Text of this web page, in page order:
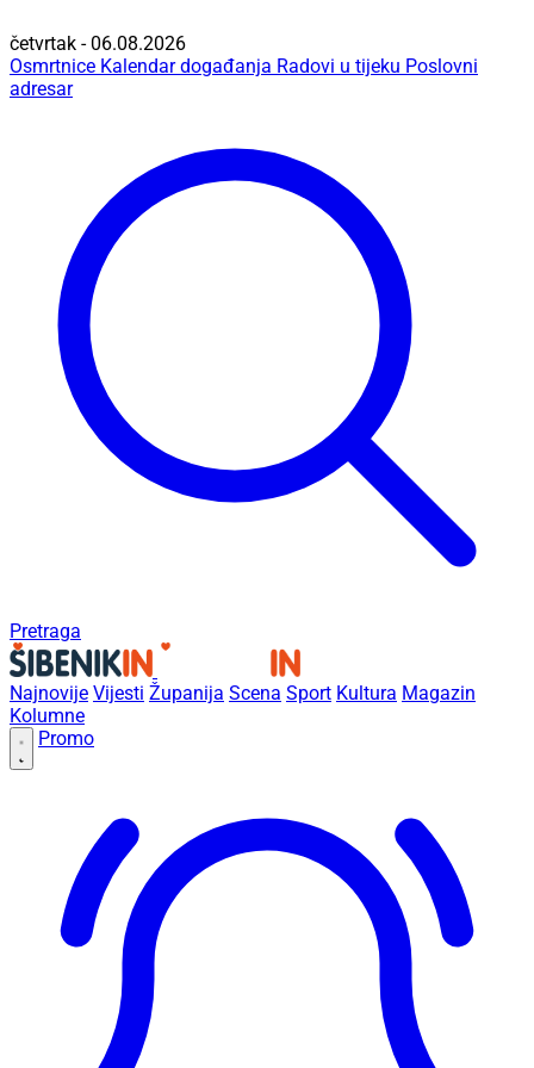
četvrtak - 06.08.2026
Osmrtnice Kalendar događanja Radovi u tijeku Poslovni
adresar
Pretraga
Najnovije Vijesti Županija Scena Sport Kultura Magazin
Kolumne
Promo